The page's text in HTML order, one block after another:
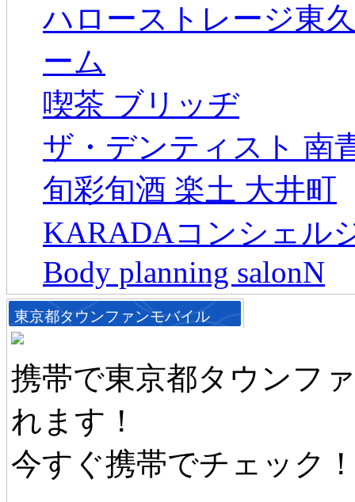
ハローストレージ東
ーム
喫茶 ブリッヂ
ザ・デンティスト 南
旬彩旬酒 楽土 大井町
KARADAコンシェル
Body planning salonN
東京都タウンファンモバイル
携帯で東京都タウンフ
れます！
今すぐ携帯でチェック